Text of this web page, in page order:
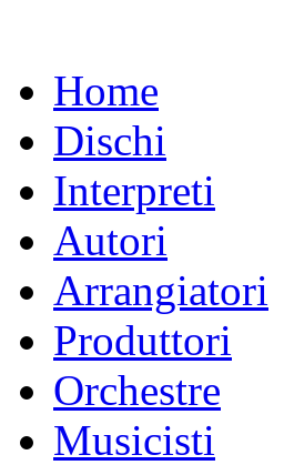
Home
Dischi
Interpreti
Autori
Arrangiatori
Produttori
Orchestre
Musicisti